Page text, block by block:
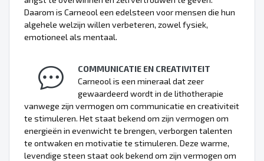
Daarom is Carneool een edelsteen voor mensen die hun
algehele welzijn willen verbeteren, zowel fysiek,
emotioneel als mentaal.
COMMUNICATIE EN CREATIVITEIT
Carneool is een mineraal dat zeer
gewaardeerd wordt in de lithotherapie
vanwege zijn vermogen om communicatie en creativiteit
te stimuleren. Het staat bekend om zijn vermogen om
energieën in evenwicht te brengen, verborgen talenten
te ontwaken en motivatie te stimuleren. Deze warme,
levendige steen staat ook bekend om zijn vermogen om